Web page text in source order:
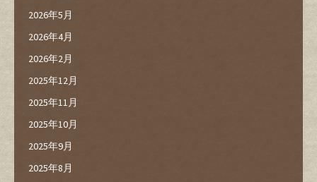
2026年5月
2026年4月
2026年2月
2025年12月
2025年11月
2025年10月
2025年9月
2025年8月